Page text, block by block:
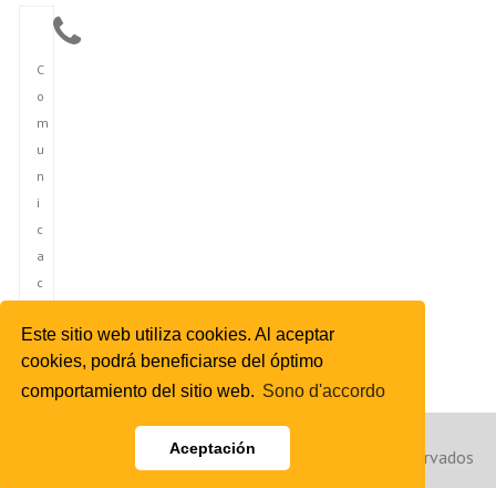
Este sitio web utiliza cookies. Al aceptar
cookies, podrá beneficiarse del óptimo
comportamiento del sitio web. Sono d'accordo
Aceptación
C
o
m
u
n
i
c
a
c
ó
n
Copyright © 2023 Agencia de Noticias de España. Reservados